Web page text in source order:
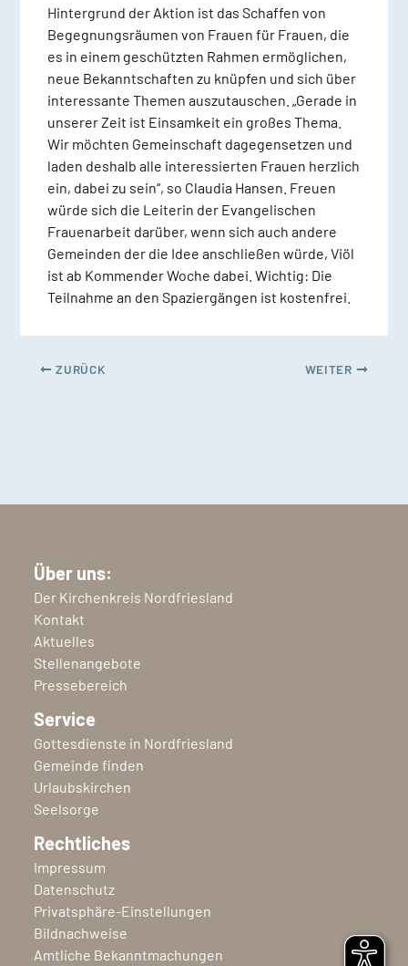
Hintergrund der Aktion ist das Schaffen von
Begegnungsräumen von Frauen für Frauen, die
es in einem geschützten Rahmen ermöglichen,
neue Bekanntschaften zu knüpfen und sich über
interessante Themen auszutauschen. „Gerade in
unserer Zeit ist Einsamkeit ein großes Thema.
Wir möchten Gemeinschaft dagegensetzen und
laden deshalb alle interessierten Frauen herzlich
ein, dabei zu sein“, so Claudia Hansen. Freuen
würde sich die Leiterin der Evangelischen
Frauenarbeit darüber, wenn sich auch andere
Gemeinden der die Idee anschließen würde, Viöl
ist ab Kommender Woche dabei. Wichtig: Die
Teilnahme an den Spaziergängen ist kostenfrei.
ZURÜCK WEITER
Über uns:
Der Kirchenkreis Nordfriesland
Kontakt
Aktuelles
Stellenangebote
Pressebereich
Service
Gottesdienste in Nordfriesland
Gemeinde finden
Urlaubskirchen
Seelsorge
Rechtliches
Impressum
Datenschutz
Privatsphäre-Einstellungen
Bildnachweise
Amtliche Bekanntmachungen